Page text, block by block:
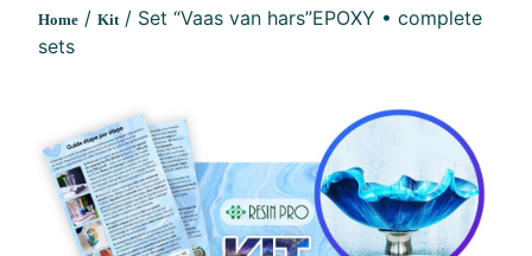
Home / Kit / Set “Vaas van hars”EPOXY • complete
sets